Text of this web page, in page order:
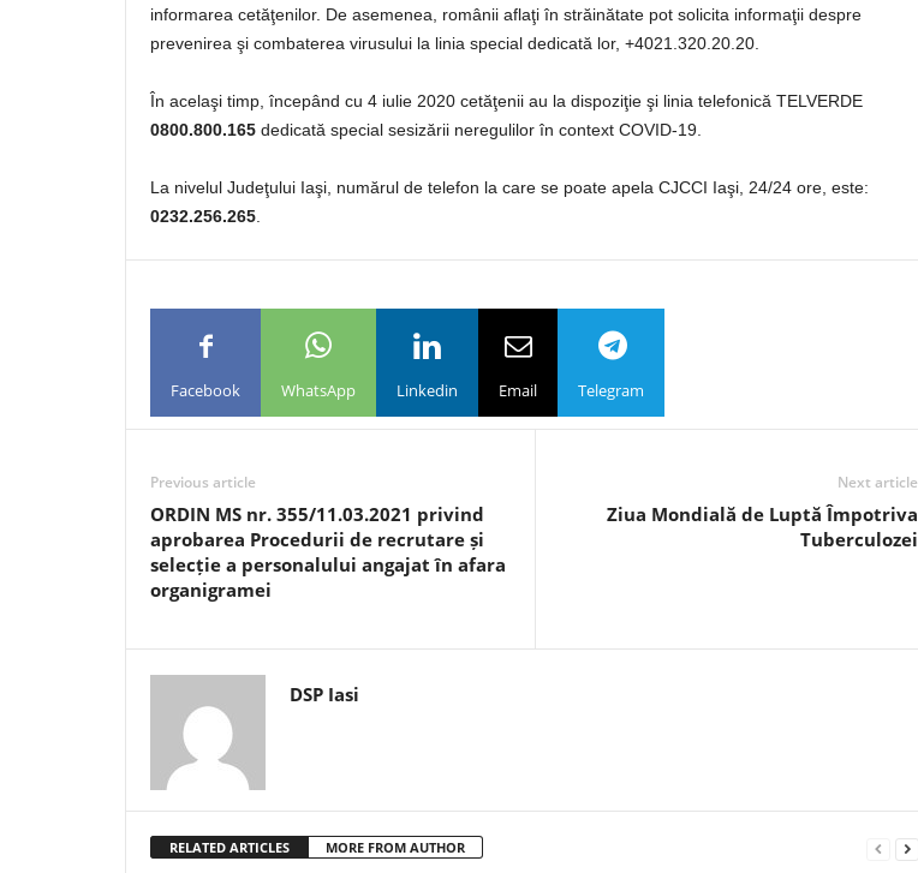
informarea cetăţenilor. De asemenea, românii aflaţi în străinătate pot solicita informaţii despre
prevenirea şi combaterea virusului la linia special dedicată lor, +4021.320.20.20.
În acelaşi timp, începând cu 4 iulie 2020 cetăţenii au la dispoziţie şi linia telefonică TELVERDE
0800.800.165 dedicată special sesizării neregulilor în context COVID-19.
La nivelul Judeţului Iaşi, numărul de telefon la care se poate apela CJCCI Iaşi, 24/24 ore, este:
0232.256.265
Facebook WhatsApp Linkedin Email Telegram
Previous article
ORDIN MS nr. 355/11.03.2021 privind
aprobarea Procedurii de recrutare și
selecție a personalului angajat în afara
organigramei
Next article
Ziua Mondială de Luptă Împotriva
Tuberculozei
DSP Iasi
RELATED ARTICLES MORE FROM AUTHOR